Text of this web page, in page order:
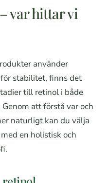
var hittar vi
använder
stabilitet, finns det
till retinol i både
att förstå var och
naturligt kan du välja
en holistisk och